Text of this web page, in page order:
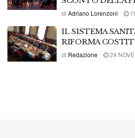
di Adriano Lorenzoni
IL SISTEMA
RIFORMA
di Redazione 24